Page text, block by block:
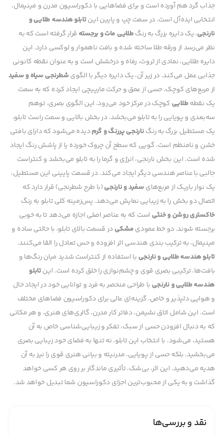
جذاب گرد هم آورده است و برای فضاهایی با دکوراسیون مدرن و مینیمال،
انتخابی ایده‌آل است. در سمت چپ و پایین اینتابلو هندسه طلایی و
نارنجی، یک دایره بزرگ به رنگطلایی مات و برجسته قرار گرفته است که به
نظر می‌رسد از ورقه طلا ساخته شده و بافت ناهموار و لوکسی دارد. این
دایره طلایی، نمادی از ثروت، رفاه و درخشش است و به عنوان نقطه کانونی
جذابی عمل می‌کند. در زیر آن، یک دایره دیگر با الگویشطرنجی سیاه و سفید
از مربع‌های کوچک، حسی از عمق و حرکت مارپیچی ایجاد کرده که به سمت
یک نقطهطلایی کوچک در مرکز خود می‌رود. این الگوی بصری، توهم
سه‌بعدی و پویایی را به تابلو می‌بخشد. در بخش بالایی و سمت راست تابلو،
یک مستطیل بزرگ به رنگنارنجی پررنگ و گرمدیده می‌شود که دارای بافتی
خشن و نامنظم است، گویی که سطح آن چروک خورده یا از پاشش رنگ ایجاد
شده است. این بخش نارنجی، انرژی و گرما را به تابلو می‌بخشد و کنتراست
جالبی با عناصر هندسی دیگر ایجاد می‌کند. در قسمت پایینی این مستطیل،
یک نوار باریک از مربع‌هایسفید و نارنجی(با طرح شطرنجی) قرار دارد که
اتصال دو بخش را به زیبایی نمایش می‌دهد. پس‌زمینه کلی تابلو به رنگ
خاکستری روشن و خنثی است که به عناصر اصلی اجازه می‌دهد تا به خوبی
برجسته شوند. دو خط عمودیمشکی در قسمت بالای تابلو، با حالتی ساده و
مینیمال، به ترکیب بندی هندسی اثر افزوده و حس تعادل را القا می‌کنند.
تابلو هندسه طلایی و نارنجی با استفاده از کنتراست شدید میان رنگ‌ها و
بافت‌ها، ترکیبی بصری قوی و چشم‌نوازی را خلق کرده است. اینتابلو
هندسه طلایی و نارنجی با طراحی منحصر به فرد و توانایی خود در ایجاد حال
و هوایی دلپذیر و خاص، گزینه‌ای عالی برای دکوراسیون فضاهای مختلف
است. این شامل اتاق نشیمن، دفاتر کار مدرن، گالری‌های هنری، و هر مکانی
که به دنبال افزودن حسی از سبک، تفکر و زیبایی‌شناسی خاص به آن
هستید، می‌شود. با انتخاب این تابلو، نه تنها به فضای خود زیبایی بصری
می‌بخشید، بلکه حسی از پویایی، مدرنیته و بیانی هنری قوی را نیز به آن
هدیه می‌دهید. این اثر، بی‌شک، تأثیری ماندگار بر روی هر کسی خواهد
گذاشت و به یکی از محبوب‌ترین اجزای دکوراسیون شما تبدیل خواهد شد.
نقد و بررسی‌ها